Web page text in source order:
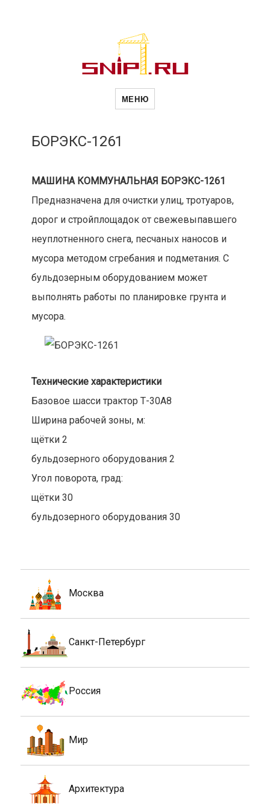
Новости
и
МЕНЮ
БОРЭКС-1261
МАШИНА КОММУНАЛЬНАЯ БОРЭКС-1261
Предназначена для очистки улиц, тротуаров,
дорог и стройплощадок от свежевыпавшего
неуплотненного снега, песчаных наносов и
мусора методом сгребания и подметания. С
бульдозерным оборудованием может
выполнять работы по планировке грунта и
мусора.
Технические характеристики
Базовое шасси трактор Т-30А8
Ширина рабочей зоны, м:
щётки 2
бульдозерного оборудования 2
Угол поворота, град:
щётки 30
бульдозерного оборудования 30
Москва
Санкт-Петербург
Россия
Мир
Архитектура